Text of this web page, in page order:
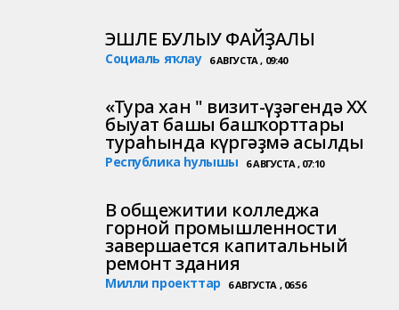
ЭШЛЕ БУЛЫУ ФАЙҘАЛЫ
Социаль яҡлау 6 АВГУСТА , 09:40
«Тура хан " визит-үҙәгендә ХХ
быуат башы башҡорттары
тураһында күргәҙмә асылды
Республика һулышы 6 АВГУСТА , 07:10
В общежитии колледжа
горной промышленности
завершается капитальный
ремонт здания
Милли проекттар 6 АВГУСТА , 06:56